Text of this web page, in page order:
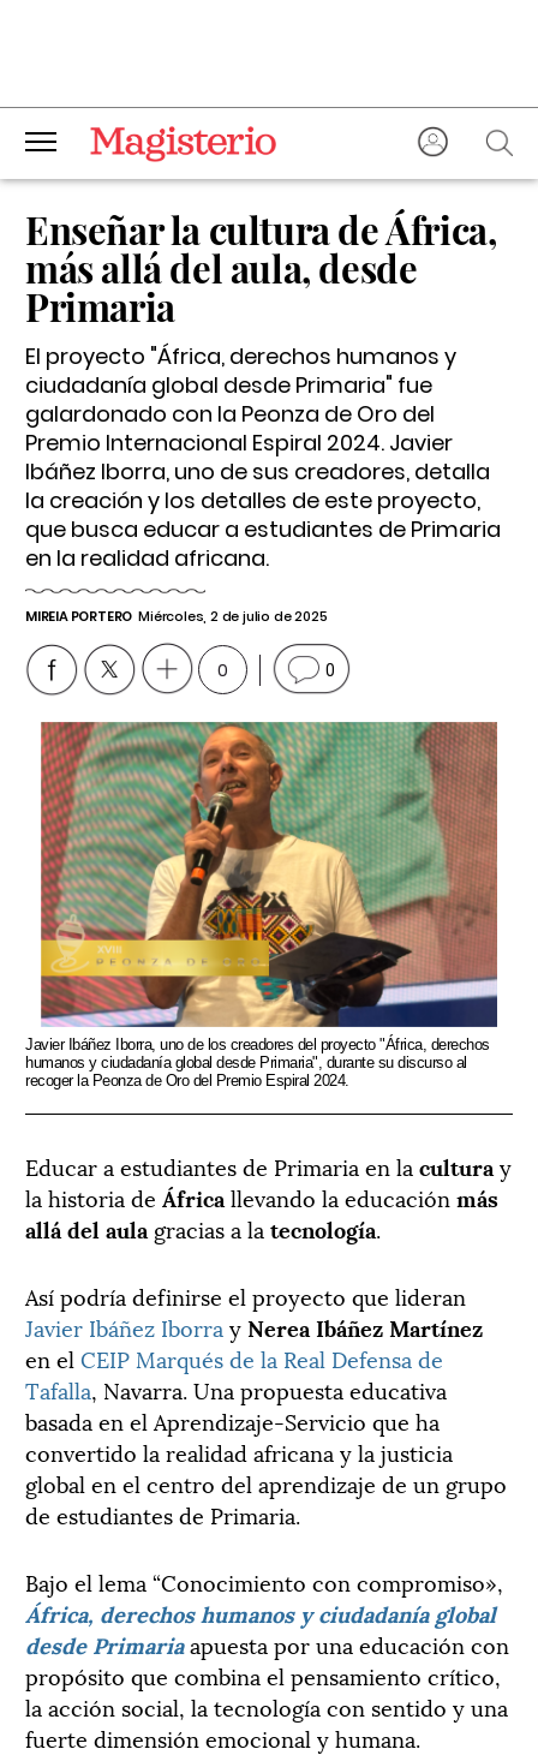
Enseñar la cultura de África,
más allá del aula, desde
Primaria
El proyecto "África, derechos humanos y
ciudadanía global desde Primaria" fue
galardonado con la Peonza de Oro del
Premio Internacional Espiral 2024. Javier
Ibáñez Iborra, uno de sus creadores, detalla
la creación y los detalles de este proyecto,
que busca educar a estudiantes de Primaria
en la realidad africana.
MIREIA PORTERO Miércoles, 2 de julio de 2025
0 0
Javier Ibáñez Iborra, uno de los creadores del proyecto "África, derechos
humanos y ciudadanía global desde Primaria", durante su discurso al
recoger la Peonza de Oro del Premio Espiral 2024.
Educar a estudiantes de Primaria en la cultura y
la historia de África llevando la educación más
allá del aula gracias a la tecnología.
Así podría definirse el proyecto que lideran
Javier Ibáñez Iborra yNerea Ibáñez Martínez
en el CEIP Marqués de la Real Defensa de
Tafalla, Navarra. Una propuesta educativa
basada en el Aprendizaje-Servicio que ha
convertido la realidad africana y la justicia
global en el centro del aprendizaje de un grupo
de estudiantes de Primaria.
Bajo el lema “Conocimiento con compromiso»,
África, derechos humanos y ciudadanía global
desde Primariaapuesta por una educación con
propósito que combina el pensamiento crítico,
la acción social, la tecnología con sentido y una
fuerte dimensión emocional y humana.